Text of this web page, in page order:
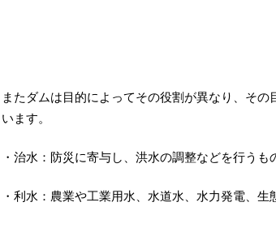
またダムは目的によってその役割が異なり、そ
います。
・治水：防災に寄与し、洪水の調整などを行うも
・利水：農業や工業用水、水道水、水力発電、